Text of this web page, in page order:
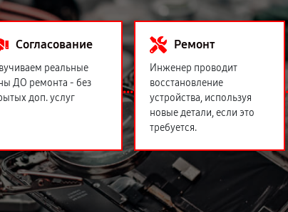
Согласование
реальные
ДО ремонта - без
доп. услуг
Ремонт
Инженер проводит
восстановление
устройства, используя
новые детали, если это
требуется.